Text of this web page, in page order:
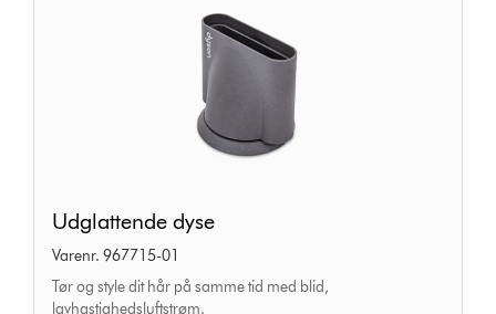
dyse
Udglattende dyse
Varenr. 967715-01
Tør og style dit hår på samme tid med blid,
lavhastighedsluftstrøm.